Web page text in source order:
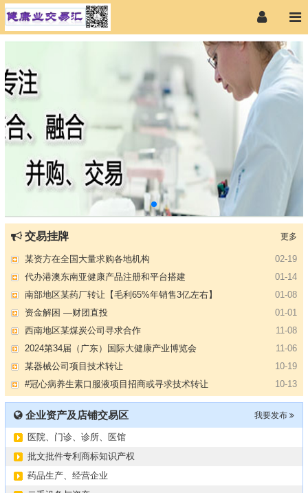
更多
交易挂牌
07-09
【专注投资】城投 交投 建投等国企项目合作
04-12
【寻求合作】海外代理、慈善机构
02-19
某资方在全国大量求购各地机构
01-14
代办港澳东南亚健康产品注册和平台搭建
01-08
南部地区某药厂转让【毛利65%年销售3亿左右】
01-01
资金解困 —财团直投
11-08
西南地区某煤炭公司寻求合作
11-06
2024第34届（广东）国际大健康产业博览会
10-19
某器械公司项目技术转让
10-13
#冠心病养生素口服液项目招商或寻求技术转让
10-13
大健康交易中心平台招商
09-27
膝关节修复药物融资计划
华北某药厂转让（年利有3000多万）
某医药销售团队寻求品种大包
“粤省心”为企业定制专业化的财务服务
我要发布
企业资产及店铺交易区
医院、门诊、诊所、医馆
批文批件专利商标知识产权
药品生产、经营企业